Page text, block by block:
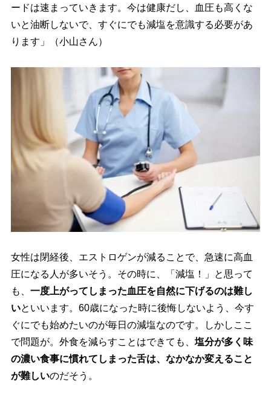
ードは速まっていきます。今は健康だし、血圧も高くな
いと油断しないで、すぐにでも減塩を意識する必要があ
ります」（小山さん）
女性は閉経後、エストロゲンが減ることで、急速に高血
圧になる人が多いそう。その時に、「減塩！」と思って
も、 一度上がってしまった血圧を自然に下げるのは難し
いといいます。60歳になった時に後悔しないよう、今す
ぐにでも始めたいのが毎日の減塩なのです。しかしここ
で問題が。外食を減らすことはできても、 塩分が多く味
の濃い食事に慣れてしまった舌は、なかなか変えること
が難しいのだそう。